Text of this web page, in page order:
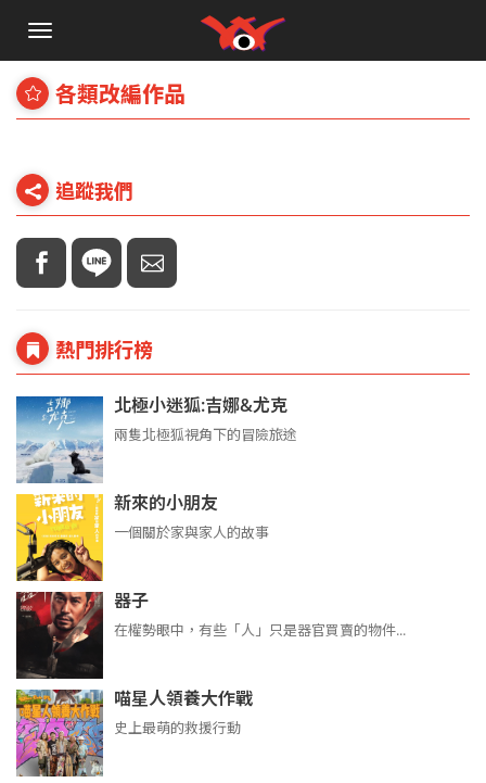
手
選
單
各類改編作品
追蹤我們
熱門排行榜
北極小迷狐:吉娜&尤克
兩隻北極狐視角下的冒險旅途
新來的小朋友
一個關於家與家人的故事
器子
在權勢眼中，有些「人」只是器官買賣的物件...
喵星人領養大作戰
史上最萌的救援行動